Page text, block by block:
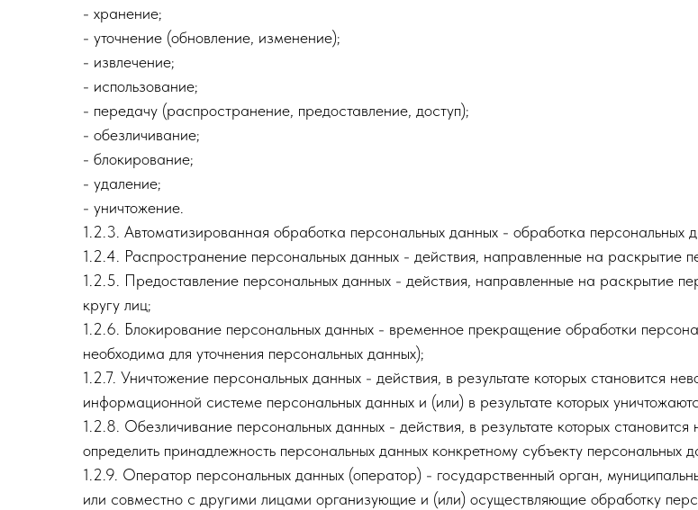
- хранение;
- уточнение (обновление, изменение);
- извлечение;
- использование;
- передачу (распространение, предоставление, доступ);
- обезличивание;
- блокирование;
- удаление;
- уничтожение.
1.2.3. Автоматизированная обработка персональных данных - обработка персональных
1.2.4. Распространение персональных данных - действия, направленные на раскрытие
1.2.5. Предоставление персональных данных - действия, направленные на раскрытие
кругу лиц;
1.2.6. Блокирование персональных данных - временное прекращение обработки
необходима для уточнения персональных данных);
1.2.7. Уничтожение персональных данных - действия, в результате которых становится
информационной системе персональных данных и (или) в результате которых
1.2.8. Обезличивание персональных данных - действия, в результате которых
определить принадлежность персональных данных конкретному субъекту персональных
1.2.9. Оператор персональных данных (оператор) - государственный орган,
или совместно с другими лицами организующие и (или) осуществляющие обработку